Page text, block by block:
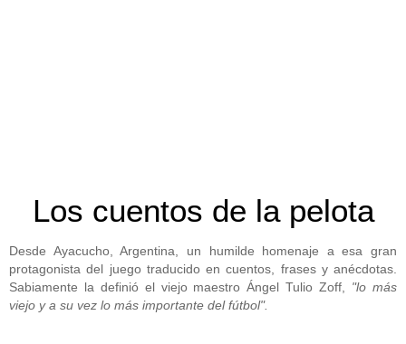
Los cuentos de la pelota
Desde Ayacucho, Argentina, un humilde homenaje a esa gran
protagonista del juego traducido en cuentos, frases y anécdotas.
Sabiamente la definió el viejo maestro Ángel Tulio Zoff, "lo más
viejo y a su vez lo más importante del fútbol".